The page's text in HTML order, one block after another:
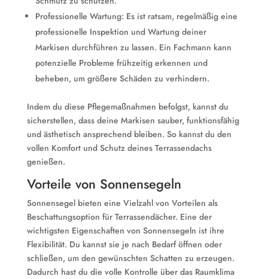
Professionelle Wartung: Es ist ratsam, regelmäßig eine
professionelle Inspektion und Wartung deiner
Markisen durchführen zu lassen. Ein Fachmann kann
potenzielle Probleme frühzeitig erkennen und
beheben, um größere Schäden zu verhindern.
Indem du diese Pflegemaßnahmen befolgst, kannst du
sicherstellen, dass deine Markisen sauber, funktionsfähig
und ästhetisch ansprechend bleiben. So kannst du den
vollen Komfort und Schutz deines Terrassendachs
genießen.
Vorteile von Sonnensegeln
Sonnensegel bieten eine Vielzahl von Vorteilen als
Beschattungsoption für Terrassendächer. Eine der
wichtigsten Eigenschaften von Sonnensegeln ist ihre
Flexibilität. Du kannst sie je nach Bedarf öffnen oder
schließen, um den gewünschten Schatten zu erzeugen.
Dadurch hast du die volle Kontrolle über das Raumklima